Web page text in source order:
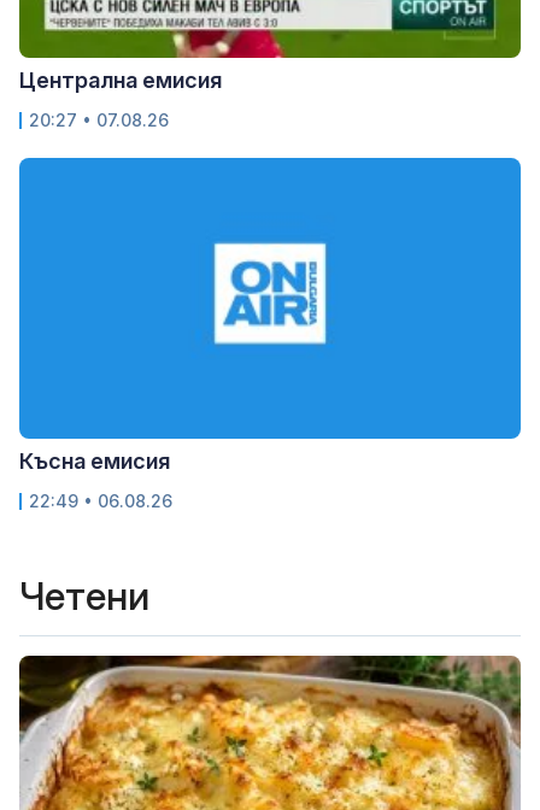
Централна емисия
20:27 • 07.08.26
Късна емисия
22:49 • 06.08.26
Четени